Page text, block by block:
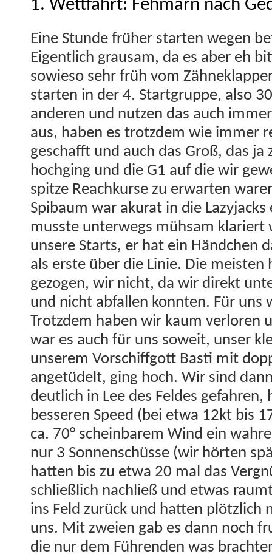
1. Wettfahrt: Fehmarn nach
Eine Stunde früher starten wegen
Eigentlich grausam, da es aber eh
sowieso sehr früh vom
starten in der 4. Start­gruppe, also
anderen und nutzen das auch
aus, haben es trotz­dem wie immer
geschafft und auch das Groß, das ja
hochging und die G1 auf die wir
spitze Reachkurse zu erwarten
Spibaum war aku­rat in die
musste unter­wegs müh­sam klar­i­ert
unsere Starts, er hat ein Händ­chen
als erste über die Lin­ie. Die meis­ten
gezo­gen, wir nicht, da wir direkt
und nicht abfall­en kon­nten. Für uns
Trotz­dem haben wir kaum ver­loren
war es auch für uns soweit, unser
unserem Vorschif­f­gott Basti mit
angetüdelt, ging hoch. Wir sind
deut­lich in Lee des Feldes
besseren Speed (bei etwa 12kt bis
ca. 70° schein­barem Wind ein
nur 3 Son­nen­schüsse (wir hörten
hat­ten bis zu etwa 20 mal das
schließlich nach­ließ und etwas
ins Feld zurück und hat­ten plöt­zlich
uns. Mit zweien gab es dann noch
die nur dem Führen­den was